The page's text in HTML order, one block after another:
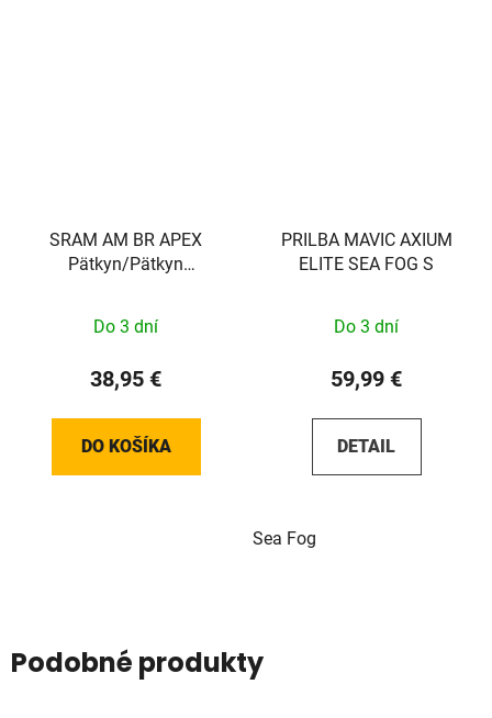
SRAM AM BR APEX
Pätkyn/Pätkyn
Do 3 dní
38,95 €
DO KOŠÍKA
PRILBA MAVIC AXIUM
ELITE SEA FOG S
Do 3 dní
59,99 €
DETAIL
Sea Fog
Podobné produkty